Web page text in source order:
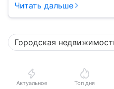
Читать дальше
Городская
Актуальное Топ дня